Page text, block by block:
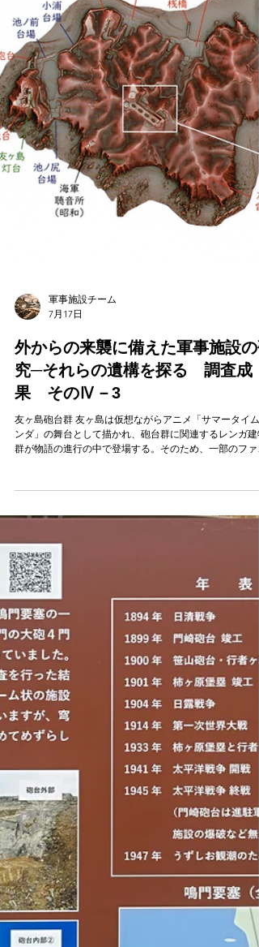
軍事施設チーム
7月17日
外からの来襲に備えた軍事施設の
究─それらの遺構を探る 調査成
友ヶ島砲台群 友ヶ島は仮想ながらアニメ「サマータイム
ンダ」の舞台として描かれ、砲台群に関連するレンガ建
群が物語の進行の中で登場する。そのため、一部のファ
からは聖地として訪れる人たちもいる。 紀淡海峡を防衛
る上で最重要と考えられ設置された、和歌山側の深山砲
台、加太砲台、淡路島側の生石山砲台、成山砲台、由良
台、そしてその中間にある友ヶ島砲台で防衛の要とされ
た。 今回は和歌山市の調査成果から友ヶ島砲台群につい
記載する。 友ヶ島砲台群位置図 （和歌山市文化振興
2024「明治時代の友ヶ島砲台」『和歌山市埋蔵文化財発
調査情報』2024 由良要塞（紀淡海峡側）リスト （和歌
市文化振興課 2024「明治時代の友ヶ島砲台」『和歌山
埋蔵文化財発掘調査情報』2024 富永里菜 2025 「明治
代の友ヶ島砲台」考古学研究会関西例会発表資料 （和
山市文化振興課） 富永里菜 2025 「明治時代の友ヶ島
課） 富永里菜 2025 「明治時代の友ヶ島砲台」考古学
究会関西例会発表資料 （和歌山市文化